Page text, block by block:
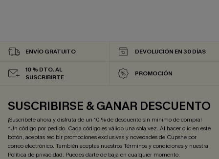
ENVÍO GRATUITO DEVOLUCIÓN EN 30 DÍAS
10 % DTO. AL
SUSCRIBIRTE
PROMOCIÓN
SUSCRIBIRSE & GANAR DESCUENTO
¡Suscríbete ahora y disfruta de un 10 % de descuento sin mínimo de compra!
*Un código por pedido. Cada código es válido una sola vez. Al hacer clic en este
botón, aceptas recibir promociones exclusivas y novedades de Cupshe por
correo electrónico. También aceptas nuestrosTérminos y condicionesy nuestra
Política de privacidad. Puedes darte de baja en cualquier momento.